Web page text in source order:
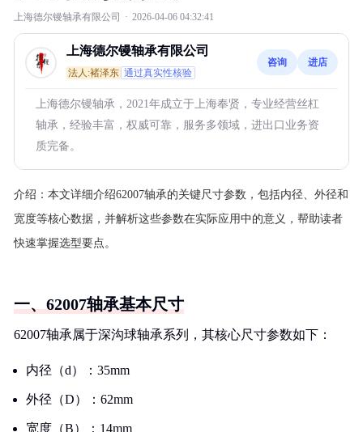
上海德尔镘轴承有限公司 · 2026-04-06 04:32:41
上海德尔镘轴承有限公司
法人:褚泽东 通过真实性核验
咨询 进店
上海德尔镘轴承，2021年成立于上海奉贤，专业经营丝杠
轴承，经验丰富，权威可靠，服务多领域，进出口业务资
质完备。
介绍： 本文详细介绍62007轴承的关键尺寸参数，包括内径、外径和
宽度等核心数据，并解析这些参数在实际应用中的意义，帮助读者
快速掌握选型要点。
一、62007轴承基本尺寸
62007轴承属于深沟球轴承系列，其核心尺寸参数如下：
内径（d）：35mm
外径（D）：62mm
宽度（B）：14mm